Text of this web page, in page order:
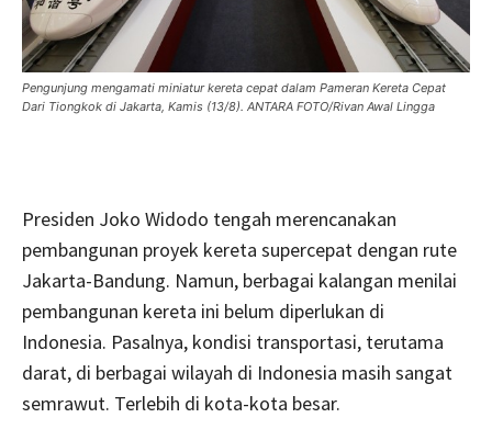
Pengunjung mengamati miniatur kereta cepat dalam Pameran Kereta Cepat
Dari Tiongkok di Jakarta, Kamis (13/8). ANTARA FOTO/Rivan Awal Lingga
Presiden Joko Widodo tengah merencanakan
pembangunan proyek kereta supercepat dengan rute
Jakarta-Bandung. Namun, berbagai kalangan menilai
pembangunan kereta ini belum diperlukan di
Indonesia. Pasalnya, kondisi transportasi, terutama
darat, di berbagai wilayah di Indonesia masih sangat
semrawut. Terlebih di kota-kota besar.